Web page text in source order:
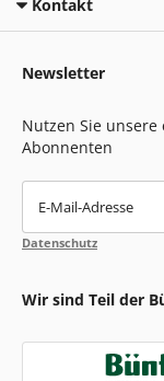
Kontakt
Newsletter
Nutzen Sie
Abonnenten
E-Mail-Adresse
Datenschutz
Wir sind Teil der